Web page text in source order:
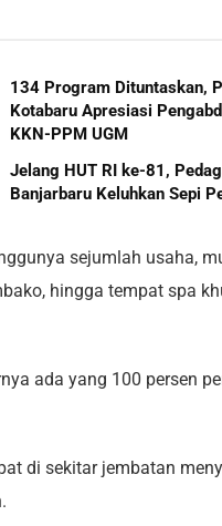
134 Program Dituntaskan,
Kotabaru Apresiasi
KKN-PPM UGM
Jelang HUT RI ke-81,
Banjarbaru Keluhkan Sepi
sejumlah usaha,
hingga tempat spa
ada yang 100 persen
di sekitar jembatan